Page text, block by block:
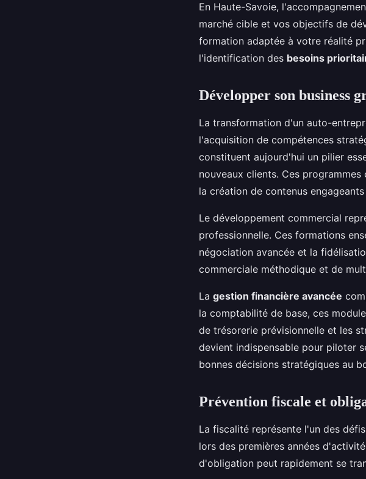
En Haute-Savoie,
marché cible et vos objectifs de
formation adaptée à votre réalité
l'identification des besoins
Développer son business
La transformation d'un auto-
l'acquisition de compétences
constituent aujourd'hui un pilier
nouveaux clients. Ces
la création de contenus
Le développement commercial
professionnelle. Ces formations
négociation avancée et la
commerciale méthodique et de
La gestion financière avancée
la comptabilité de base, ces
de trésorerie prévisionnelle et les
devient indispensable pour piloter
bonnes décisions stratégiques au
Prévention fiscale et
La fiscalité représente l'un des
lors des premières années
d'obligation peut rapidement se